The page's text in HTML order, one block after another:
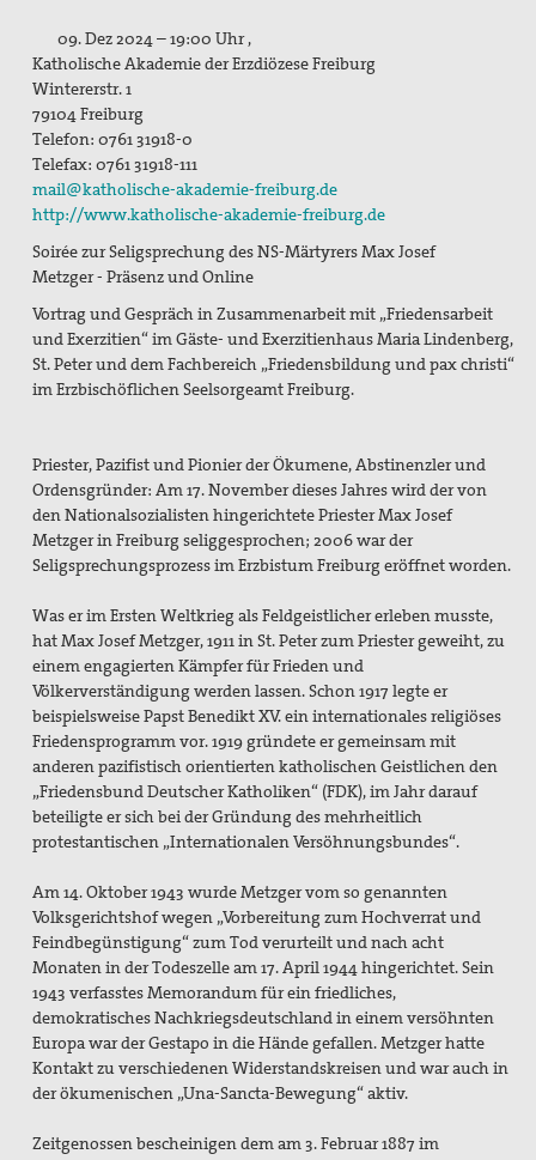
Spiritualität
Aktive Gewaltfreiheit
Bühler Kreuz und andere Orte des Friedens
Friedensmeditationen zu Menschen des Friedens
Politisches Nachtgebet
Themen, Angebote und Projekte
Bündnis "Schulfrei für die Bundeswehr. Lernen für den
Frieden"
Friedensbildung
Friedensläufe
Freiwilligendienste
Israel/Palästina
„PEACE TALKS“ – Über Frieden reden
Minderheiten, Migration und Flucht
Rüstungsexporte
Sicherheit neu denken
Ökumene
2024_Zur Seligsprechung Max Josef Metzgers: Seine
Bedeutung als Vordenker und Vorkämpfer für Frieden
und Ökumene
2019_Zum 75. Todestag Max Josef Metzgers
2017_Ohne tiefstes Christentum ist Krieg
2015_Tagung: Der Krieg, die Kirchen und die Pazifisten
09. Dez 2024 – 19:00 Uhr ,
Katholische Akademie der Erzdiözese Freiburg
Wintererstr. 1
79104 Freiburg
Telefon: 0761 31918-0
Telefax: 0761 31918-111
mail@katholische-akademie-freiburg.de
http://www.katholische-akademie-freiburg.de
Soirée zur Seligsprechung des NS-Märtyrers Max Josef
Metzger - Präsenz und Online
Vortrag und Gesprächin Zusammenarbeit mit „Friedensarbeit
und Exerzitien“ im Gäste- und Exerzitienhaus Maria Lindenberg,
St. Peter und dem Fachbereich „Friedensbildung und pax christi“
im Erzbischöflichen Seelsorgeamt Freiburg.
Priester, Pazifist und Pionier der Ökumene, Abstinenzler und
Ordensgründer: Am 17. November dieses Jahres wird der von
den Nationalsozialisten hingerichtete Priester Max Josef
Metzger in Freiburg seliggesprochen; 2006 war der
Seligsprechungsprozess im Erzbistum Freiburg eröffnet worden.
Was er im Ersten Weltkrieg als Feldgeistlicher erleben musste,
hat Max Josef Metzger, 1911 in St. Peter zum Priester geweiht, zu
einem engagierten Kämpfer für Frieden und
Völkerverständigung werden lassen. Schon 1917 legte er
beispielsweise Papst Benedikt XV. ein internationales religiöses
Friedensprogramm vor. 1919 gründete er gemeinsam mit
anderen pazifistisch orientierten katholischen Geistlichen den
„Friedensbund Deutscher Katholiken“ (FDK), im Jahr darauf
beteiligte er sich bei der Gründung des mehrheitlich
protestantischen „Internationalen Versöhnungsbundes“.
Am 14. Oktober 1943 wurde Metzger vom so genannten
Volksgerichtshof wegen „Vorbereitung zum Hochverrat und
Feindbegünstigung“ zum Tod verurteilt und nach acht
Monaten in der Todeszelle am 17. April 1944 hingerichtet. Sein
1943 verfasstes Memorandum für ein friedliches,
demokratisches Nachkriegsdeutschland in einem versöhnten
Europa war der Gestapo in die Hände gefallen. Metzger hatte
Kontakt zu verschiedenen Widerstandskreisen und war auch in
der ökumenischen „Una-Sancta-Bewegung“ aktiv.
Zeitgenossen bescheinigen dem am 3. Februar 1887 im